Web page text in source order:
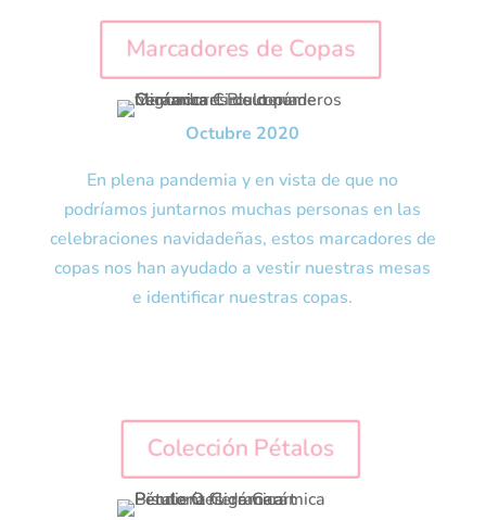
Marcadores de Copas
Octubre 2020
En plena pandemia y en vista de que no
podríamos juntarnos muchas personas en las
celebraciones navidadeñas, estos marcadores de
copas nos han ayudado a vestir nuestras mesas
e identificar nuestras copas.
Colección Pétalos